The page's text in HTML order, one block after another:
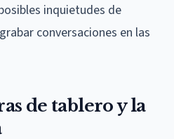
inquietudes de
conversaciones en las
de tablero y la